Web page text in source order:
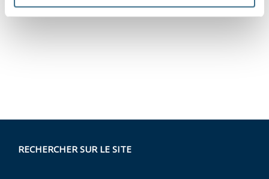
RECHERCHER SUR LE SITE